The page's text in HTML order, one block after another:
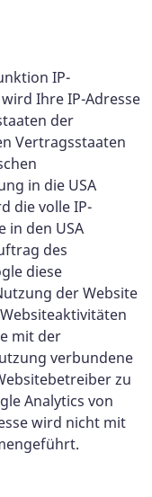
IP-
Ihre IP-Adresse
der
Vertragsstaaten
in die USA
die volle IP-
in den USA
des
diese
der Website
mit der
verbundene
zu
Analytics von
wird nicht mit